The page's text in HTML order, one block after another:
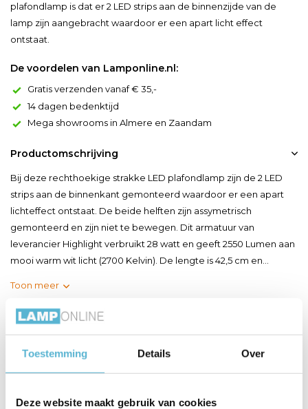
Toestemming Details Over
Deze website maakt gebruik van cookies
plafondlamp is dat er 2 LED strips aan de binnenzijde van de
lamp zijn aangebracht waardoor er een apart licht effect
ontstaat.
De voordelen van Lamponline.nl:
Gratis verzenden vanaf € 35,-
14 dagen bedenktijd
Mega showrooms in Almere en Zaandam
Productomschrijving
Bij deze rechthoekige strakke LED plafondlamp zijn de 2 LED
strips aan de binnenkant gemonteerd waardoor er een apart
lichteffect ontstaat. De beide helften zijn assymetrisch
gemonteerd en zijn niet te bewegen. Dit armatuur van
leverancier Highlight verbruikt 28 watt en geeft 2550 Lumen aan
mooi warm wit licht (2700 Kelvin). De lengte is 42,5 cm en...
Toon meer
Productspecificaties
Artikelnummer P6616.01